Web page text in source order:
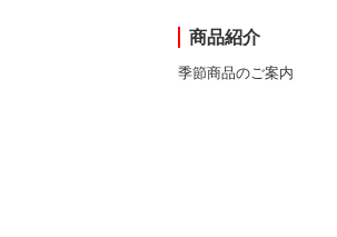
商品紹介
季節商品のご案内